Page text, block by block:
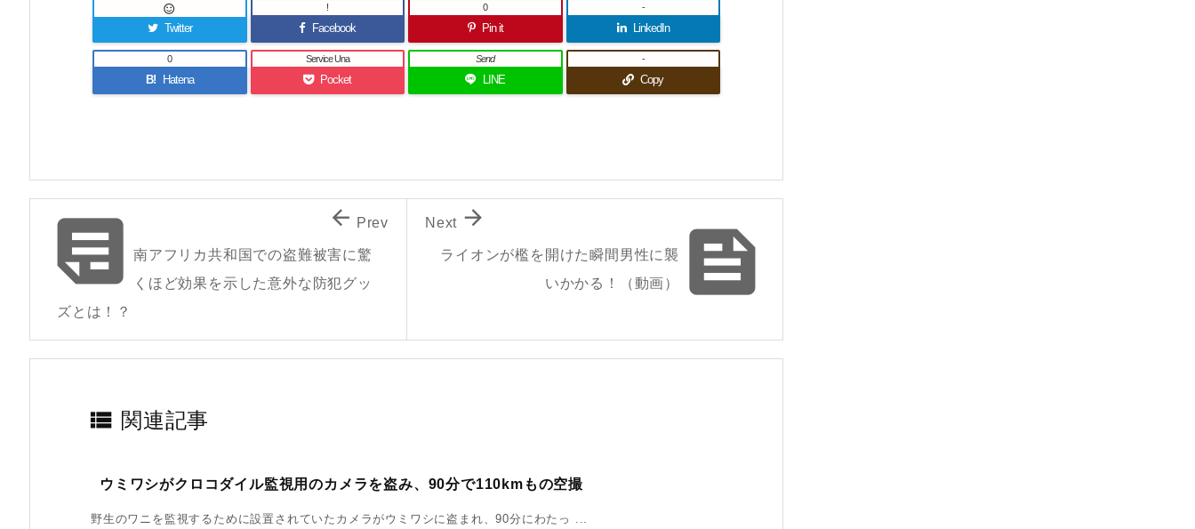
Twitter

Facebook
!
Pin it
0
LinkedIn
-
B! Hatena
0
Pocket
Service Una
LINE
Send
Copy
-

ライオンが檻を開けた瞬間男性に襲
いかかる！（動画）

Next
南アフリカ共和国での盗難被害に驚
くほど効果を示した意外な防犯グッ
ズとは！？
 Prev
 関連記事
ウミワシがクロコダイル監視用のカメラを盗み、90分で110kmもの空撮
野生のワニを監視するために設置されていたカメラがウミワシに盗まれ、90分にわたっ ...